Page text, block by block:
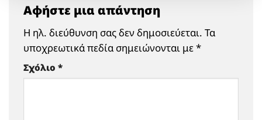
Αφήστε μια απάντηση
Η ηλ. διεύθυνση σας δεν δημοσιεύεται. Τα
υποχρεωτικά πεδία σημειώνονται με*
Σχόλιο *